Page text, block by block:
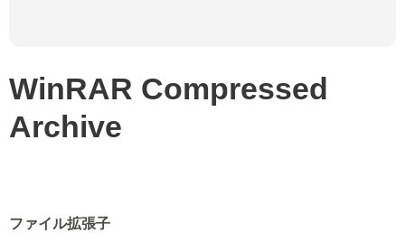
WinRAR Compressed
Archive
ファイル拡張子